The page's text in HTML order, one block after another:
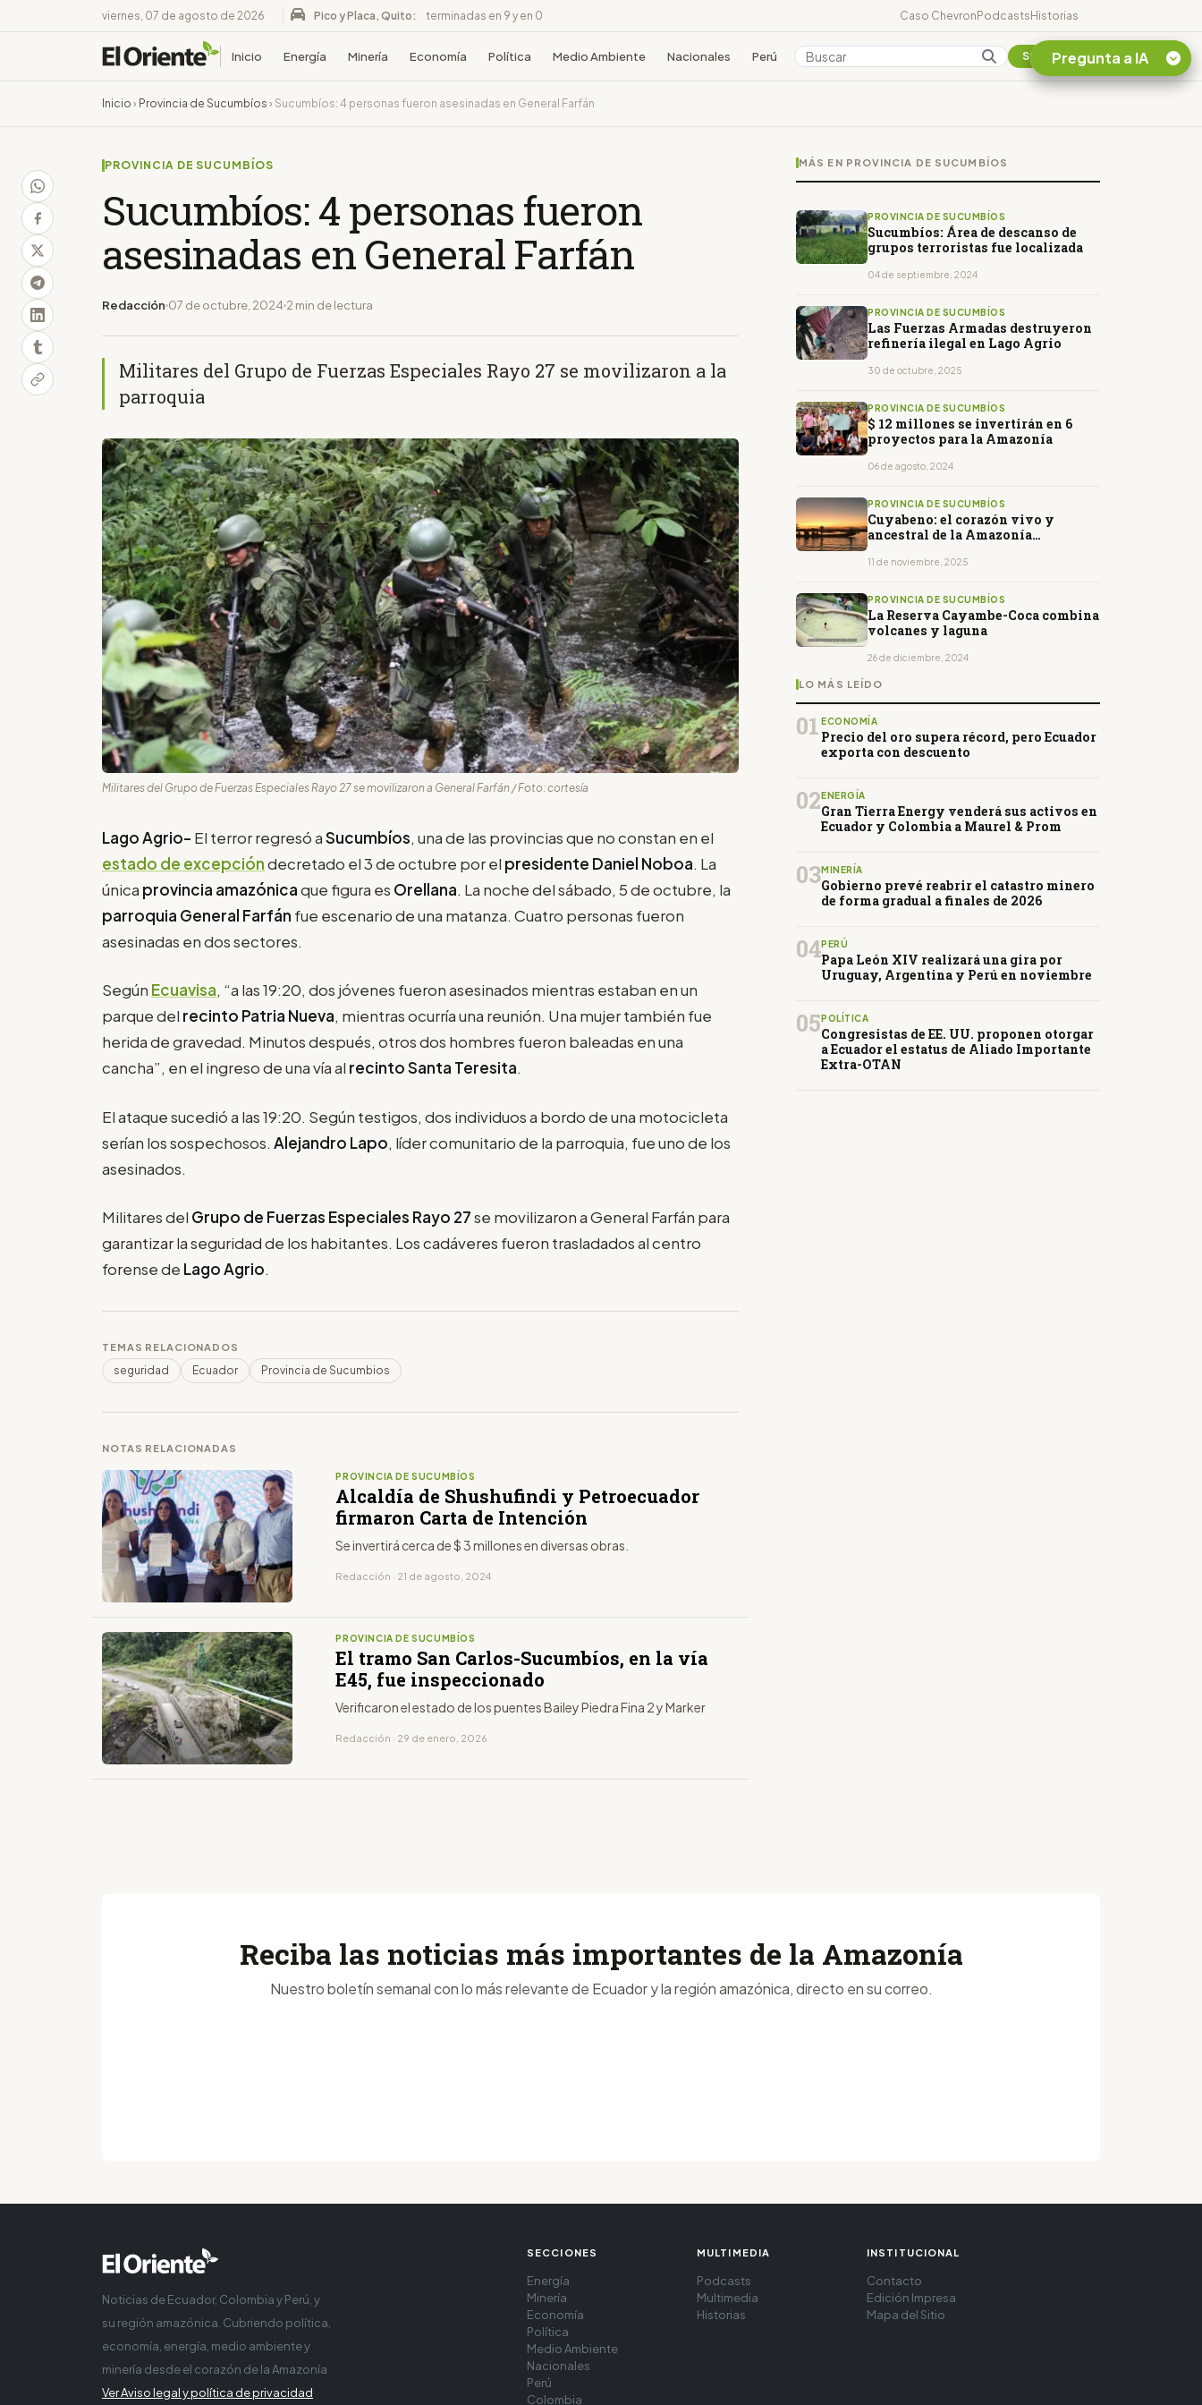
viernes, 07 de agosto de 2026 Pico y Placa, Quito: terminadas en 9 y en 0 Caso ChevronPodcastsHistorias
Inicio Energía Minería Economía Política Medio Ambiente Nacionales Perú Colombia Suscribirse
Inicio › Provincia de Sucumbíos › Sucumbíos: 4 personas fueron asesinadas en General Farfán
PROVINCIA DE SUCUMBÍOS
Sucumbíos: 4 personas fueron
asesinadas en General Farfán
Redacción 07 de octubre, 2024 2 min de lectura
Militares del Grupo de Fuerzas Especiales Rayo 27 se movilizaron a la
parroquia
Militares del Grupo de Fuerzas Especiales Rayo 27 se movilizaron a General Farfán / Foto: cortesía
Lago Agrio- El terror regresó aSucumbíos, una de las provincias que no constan en el
estado de excepcióndecretado el 3 de octubre por el presidente Daniel Noboa. La
única provincia amazónicaque figura es Orellana. La noche del sábado, 5 de octubre, la
parroquia General Farfán fue escenario de una matanza. Cuatro personas fueron
asesinadas en dos sectores.
Según Ecuavisa, “a las 19:20, dos jóvenes fueron asesinados mientras estaban en un
parque del recinto Patria Nueva, mientras ocurría una reunión. Una mujer también fue
herida de gravedad. Minutos después, otros dos hombres fueron baleadas en una
cancha”, en el ingreso de una vía al recinto Santa Teresita.
El ataque sucedió a las 19:20. Según testigos, dos individuos a bordo de una motocicleta
serían los sospechosos. Alejandro Lapo, líder comunitario de la parroquia, fue uno de los
asesinados.
Militares del Grupo de Fuerzas Especiales Rayo 27se movilizaron a General Farfán para
garantizar la seguridad de los habitantes. Los cadáveres fueron trasladados al centro
forense de Lago Agrio.
TEMAS RELACIONADOS
seguridad Ecuador Provincia de Sucumbios
NOTAS RELACIONADAS
PROVINCIA DE SUCUMBÍOS
Alcaldía de Shushufindi y Petroecuador
firmaron Carta de Intención
Se invertirá cerca de $ 3 millones en diversas obras.
Redacción · 21 de agosto, 2024
PROVINCIA DE SUCUMBÍOS
El tramo San Carlos-Sucumbíos, en la vía
E45, fue inspeccionado
Verificaron el estado de los puentes Bailey Piedra Fina 2 y Marker
Redacción · 29 de enero, 2026
MÁS EN PROVINCIA DE SUCUMBÍOS
PROVINCIA DE SUCUMBÍOS
Sucumbíos: Área de descanso de
grupos terroristas fue localizada
04 de septiembre, 2024
PROVINCIA DE SUCUMBÍOS
Las Fuerzas Armadas destruyeron
refinería ilegal en Lago Agrio
30 de octubre, 2025
PROVINCIA DE SUCUMBÍOS
$ 12 millones se invertirán en 6
proyectos para la Amazonía
06 de agosto, 2024
PROVINCIA DE SUCUMBÍOS
Cuyabeno: el corazón vivo y
ancestral de la Amazonía
11 de noviembre, 2025
PROVINCIA DE SUCUMBÍOS
La Reserva Cayambe-Coca combina
volcanes y laguna
26 de diciembre, 2024
LO MÁS LEÍDO
01 ECONOMÍA
Precio del oro supera récord, pero Ecuador
exporta con descuento
02 ENERGÍA
Gran Tierra Energy venderá sus activos en
Ecuador y Colombia a Maurel & Prom
03MINERÍA
Gobierno prevé reabrir el catastro minero
de forma gradual a finales de 2026
04PERÚ
Papa León XIV realizará una gira por
Uruguay, Argentina y Perú en noviembre
05 POLÍTICA
Congresistas de EE. UU. proponen otorgar
a Ecuador el estatus de Aliado Importante
Extra-OTAN
Pregunta a IA
¿En que consiste la
Reciba las noticias más importantes de la Amazonía
Nuestro boletín semanal con lo más relevante de Ecuador y la región amazónica, directo en su correo.
Noticias de Ecuador, Colombia y Perú, y
su región amazónica. Cubriendo política,
economía, energía, medio ambiente y
minería desde el corazón de la Amazonía
Ver Aviso legal y política de privacidad
SECCIONES
Energía
Minería
Economía
Política
Medio Ambiente
Nacionales
Perú
Colombia
MULTIMEDIA
Podcasts
Multimedia
Historias
INSTITUCIONAL
Contacto
Edición Impresa
Mapa del Sitio